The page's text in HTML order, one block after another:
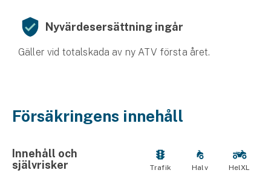
Nyvärdesersättning ingår
Gäller vid totalskada av ny ATV första året.
Försäkringens innehåll
Innehåll och
självrisker
Trafik Halv HelXL